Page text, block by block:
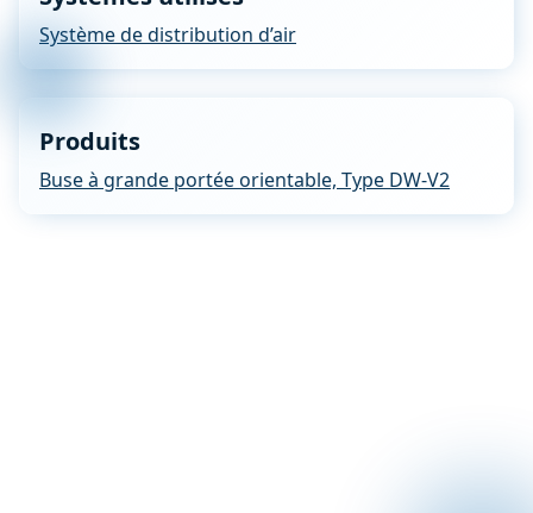
Système de distribution d’air
Produits
Buse à grande portée orientable, Type DW-V2